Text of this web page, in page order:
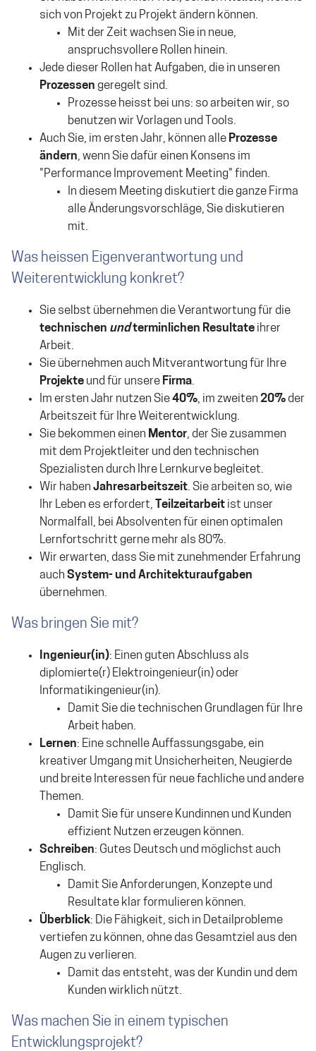
sich von Projekt zu Projekt ändern können.
Mit der Zeit wachsen Sie in neue,
anspruchsvollere Rollen hinein.
Jede dieser Rollen hat Aufgaben, die in unseren
Prozessen geregelt sind.
Prozesse heisst bei uns: so arbeiten wir, so
benutzen wir Vorlagen und Tools.
Auch Sie, im ersten Jahr, können alle Prozesse
ändern, wenn Sie dafür einen Konsens im
"Performance Improvement Meeting" finden.
In diesem Meeting diskutiert die ganze Firma
alle Änderungsvorschläge, Sie diskutieren
mit.
Was heissen Eigenverantwortung und
Weiterentwicklung konkret?
Sie selbst übernehmen die Verantwortung für die
technischen undterminlichen Resultate ihrer
Arbeit.
Sie übernehmen auch Mitverantwortung für Ihre
Projekte und für unsere Firma.
Im ersten Jahr nutzen Sie40%, im zweiten 20%der
Arbeitszeit für Ihre Weiterentwicklung.
Sie bekommen einen Mentor, der Sie zusammen
mit dem Projektleiter und den technischen
Spezialisten durch Ihre Lernkurve begleitet.
Wir haben Jahresarbeitszeit. Sie arbeiten so, wie
Ihr Leben es erfordert,
Teilzeitarbeit ist unser
Normalfall, bei Absolventen für einen optimalen
Lernfortschritt gerne mehr als 80%.
Wir erwarten, dass Sie mit zunehmender Erfahrung
auch System- und Architekturaufgaben
übernehmen.
Was bringen Sie mit?
Ingenieur(in): Einen guten Abschluss als
diplomierte(r) Elektroingenieur(in) oder
Informatikingenieur(in).
Damit Sie die technischen Grundlagen für Ihre
Arbeit haben.
Lernen: Eine schnelle Auffassungsgabe, ein
kreativer Umgang mit Unsicherheiten, Neugierde
und breite Interessen für neue fachliche und andere
Themen.
Damit Sie für unsere Kundinnen und Kunden
effizient Nutzen erzeugen können.
Schreiben: Gutes Deutsch und möglichst auch
Englisch.
Damit Sie Anforderungen, Konzepte und
Resultate klar formulieren können.
Überblick: Die Fähigkeit, sich in Detailprobleme
vertiefen zu können, ohne das Gesamtziel aus den
Augen zu verlieren.
Damit das entsteht, was der Kundin und dem
Kunden wirklich nützt.
Was machen Sie in einem typischen
Entwicklungsprojekt?